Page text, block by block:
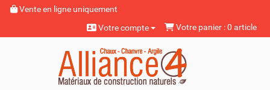
Vente en ligne uniquement
Votre compte
Votre panier : 0 article